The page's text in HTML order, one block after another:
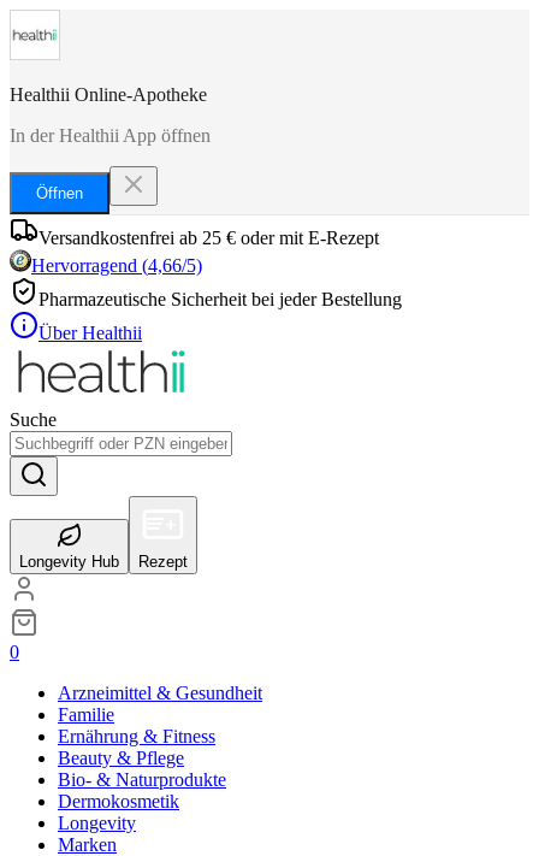
Healthii Online-Apotheke
In der Healthii App öffnen
Öffnen
Versandkostenfrei ab 25 € oder mit E-Rezept
Hervorragend (4,66/5)
Pharmazeutische Sicherheit bei jeder Bestellung
Über Healthii
Suche
Longevity Hub Rezept
0
Arzneimittel & Gesundheit
Familie
Ernährung & Fitness
Beauty & Pflege
Bio- & Naturprodukte
Dermokosmetik
Longevity
Marken